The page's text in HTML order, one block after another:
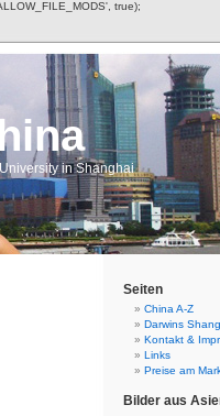
true);
in Shanghai
Seiten
China A-Z
Darwins
Kontakt &
Links
Preise am
Bilder aus